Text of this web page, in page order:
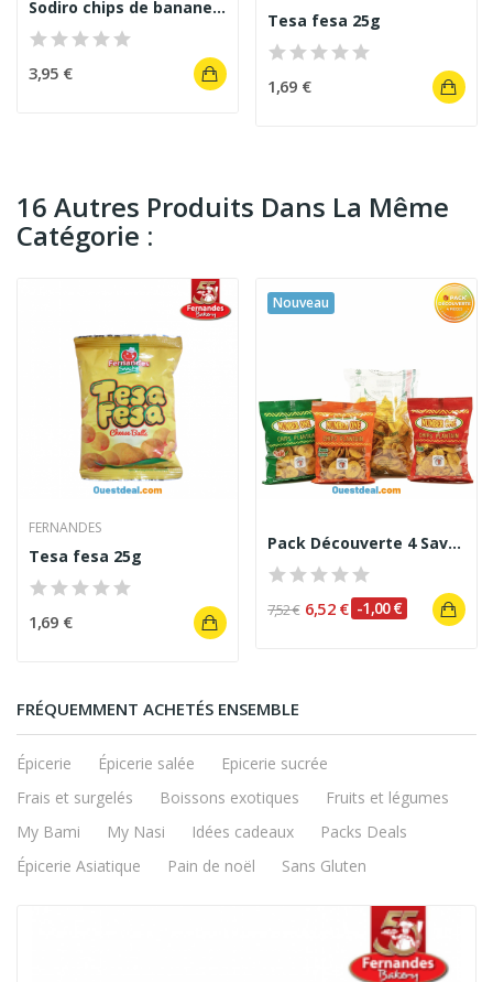
Sodiro chips de banane épicées 150g
3,95 €
Tesa fesa 25g
1,69 €
16 Autres Produits Dans La Même
Catégorie :
FERNANDES
Tesa fesa 25g
1,69 €
Nouveau
Pack Découverte 4 Saveurs de Chips de Plantain
7,52 € 6,52 € -1,00 €
FRÉQUEMMENT ACHETÉS ENSEMBLE
Épicerie Épicerie salée
Epicerie sucrée
Frais et surgelés
Boissons exotiques
Fruits et légumes
My Bami
My Nasi Idées cadeaux
Packs Deals
Épicerie Asiatique
Pain de noël Sans Gluten